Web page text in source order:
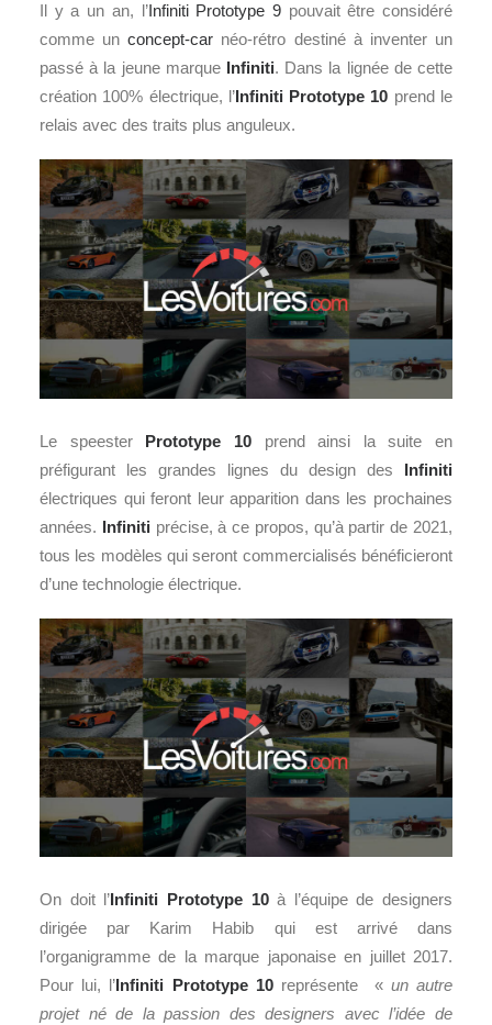
Il y a un an, l’Infiniti Prototype 9pouvait être considéré
comme unconcept-car néo-rétro destiné à inventer un
passé à la jeune marque Infiniti. Dans la lignée de cette
création 100% électrique, l’Infiniti Prototype 10 prend le
relais avec des traits plus anguleux.
Le speester Prototype 10prend ainsi la suite en
préfigurant les grandes lignes du design des Infiniti
électriques qui feront leur apparition dans les prochaines
années. Infiniti précise, à ce propos, qu’à partir de 2021,
tous les modèles qui seront commercialisés bénéficieront
d’une technologie électrique.
On doit l’Infiniti Prototype 10à l’équipe de designers
dirigée par Karim Habib qui est arrivé dans
l’organigramme de la marque japonaise en juillet 2017.
Pour lui, l’Infiniti Prototype 10représente « un autre
projet né de la passion des designers avec l’idée de